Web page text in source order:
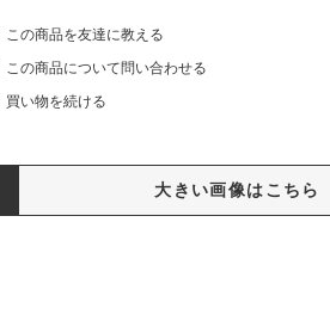
この商品を友達に教える
この商品について問い合わせる
買い物を続ける
大きい画像はこちら